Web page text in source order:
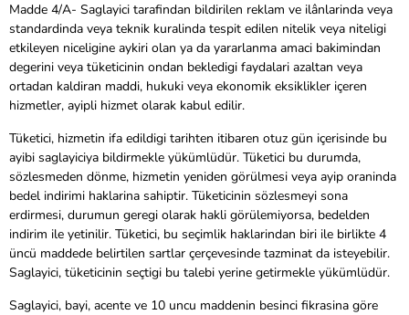
Madde 4/A- Saglayici tarafindan bildirilen reklam ve ilânlarinda veya
standardinda veya teknik kuralinda tespit edilen nitelik veya niteligi
etkileyen niceligine aykiri olan ya da yararlanma amaci bakimindan
degerini veya tüketicinin ondan bekledigi faydalari azaltan veya
ortadan kaldiran maddi, hukuki veya ekonomik eksiklikler içeren
hizmetler, ayipli hizmet olarak kabul edilir.
Tüketici, hizmetin ifa edildigi tarihten itibaren otuz gün içerisinde bu
ayibi saglayiciya bildirmekle yükümlüdür. Tüketici bu durumda,
sözlesmeden dönme, hizmetin yeniden görülmesi veya ayip oraninda
bedel indirimi haklarina sahiptir. Tüketicinin sözlesmeyi sona
erdirmesi, durumun geregi olarak hakli görülemiyorsa, bedelden
indirim ile yetinilir. Tüketici, bu seçimlik haklarindan biri ile birlikte 4
üncü maddede belirtilen sartlar çerçevesinde tazminat da isteyebilir.
Saglayici, tüketicinin seçtigi bu talebi yerine getirmekle yükümlüdür.
Saglayici, bayi, acente ve 10 uncu maddenin besinci fikrasina göre